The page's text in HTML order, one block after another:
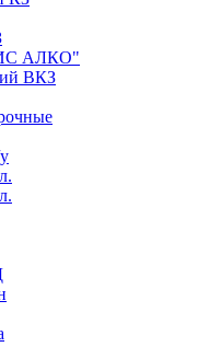
АЛКО"
ВКЗ